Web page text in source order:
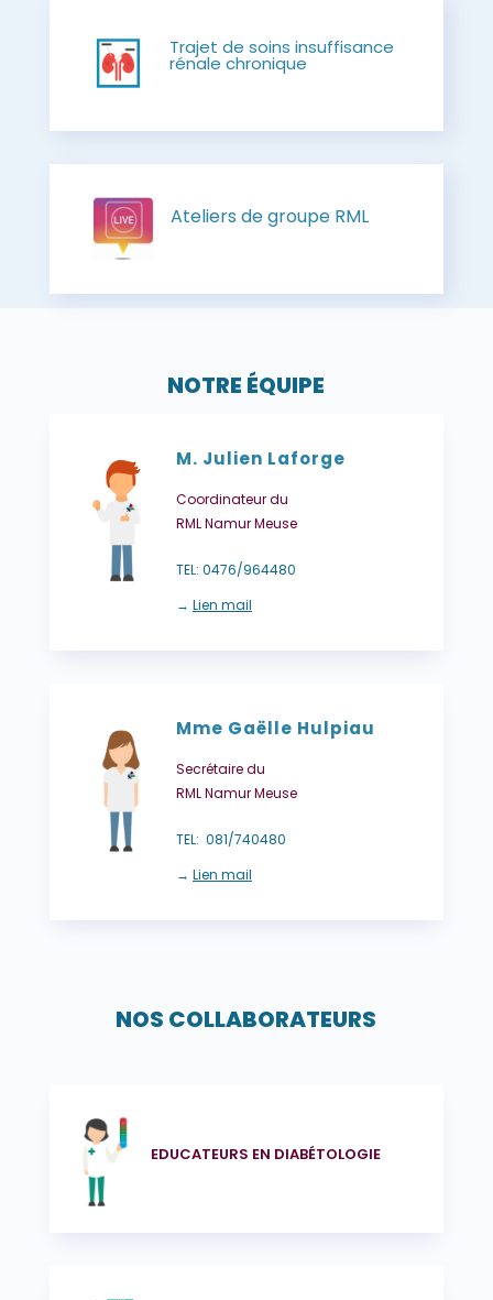
Trajet de soins insuffisance
rénale chronique
Ateliers de groupe RML
NOTRE ÉQUIPE
M. Julien Laforge
Coordinateur du
RML Namur Meuse
TEL: 0476/964480
→ Lien mail
Mme Gaëlle Hulpiau
Secrétaire du
RML Namur Meuse
TEL: 081/740480
→ Lien mail
NOS COLLABORATEURS
EDUCATEURS EN DIABÉTOLOGIE